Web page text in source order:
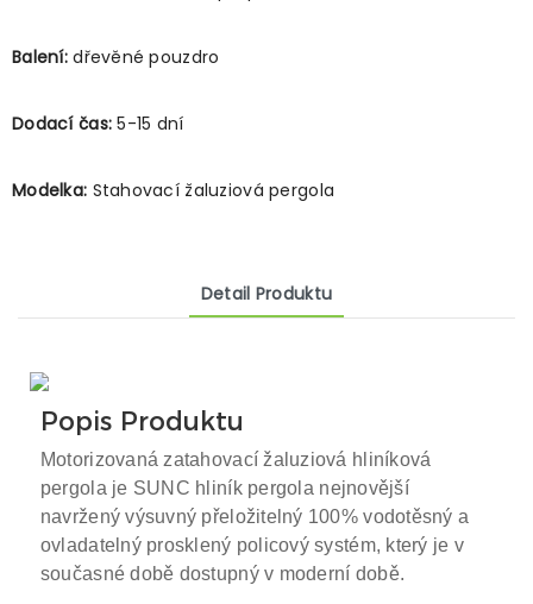
Balení:dřevěné pouzdro
Dodací čas:5-15 dní
Modelka: Stahovací žaluziová pergola
Detail Produktu
Popis Produktu
Motorizovaná zatahovací žaluziová hliníková
pergola je SUNC hliník pergola nejnovější
navržený výsuvný přeložitelný 100% vodotěsný a
ovladatelný prosklený policový systém, který je v
současné době dostupný v moderní době.